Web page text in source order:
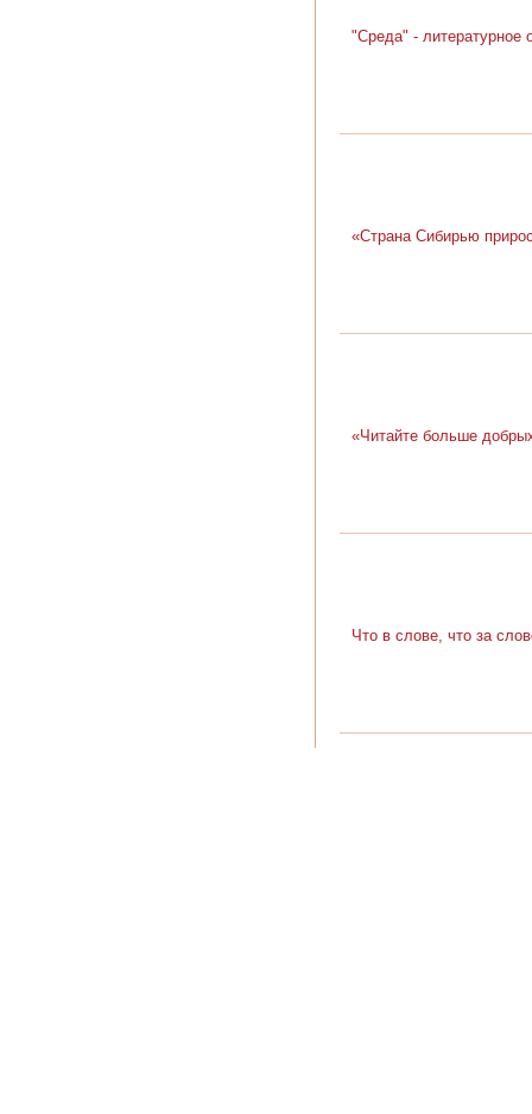
"Среда" - литературное
«Страна Сибирью
«Читайте больше
Что в слове, что за